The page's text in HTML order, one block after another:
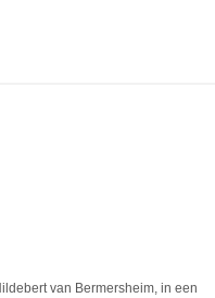
van Bermersheim, in een